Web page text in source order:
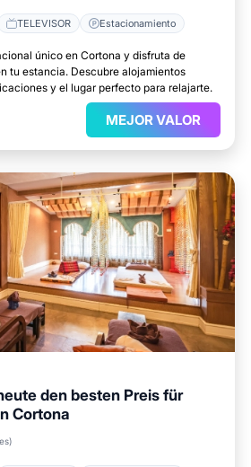
TELEVISOR Estacionamiento
único en Cortona y disfruta de
tu estancia. Descubre alojamientos
y el lugar perfecto para relajarte.
MEJOR VALOR
den besten Preis für
Cortona